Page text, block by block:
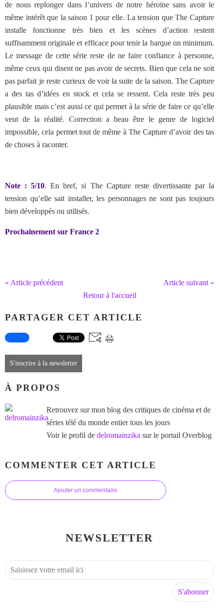
de nous replonger dans l’univers de notre héroïne sans avoir le
même intérêt que la saison 1 pour elle. La tension que The Capture
installe fonctionne très bien et les scènes d’action restent
suffisamment originale et efficace pour tenir la barque un minimum.
Le message de cette série reste de ne faire confiance à personne,
même ceux qui disent ne pas avoir de secrets. Bien que cela ne soit
pas parfait je reste curieux de voir la suite de la saison. The Capture
a des tas d’idées en stock et cela se ressent. Cela reste très peu
plausible mais c’est aussi ce qui permet à la série de faire ce qu’elle
veut de la réalité. Correction a beau être le genre de logiciel
impossible, cela permet tout de même à The Capture d’avoir des tas
de choses à raconter.
Note : 5/10. En bref, si The Capture reste divertissante par la
tension qu’elle sait installer, les personnages ne sont pas toujours
bien développés ou utilisés.
Prochainement sur France 2
« Article précédent
Article suivant »
Retour à l'accueil
PARTAGER CET ARTICLE
S'inscrire à la newsletter
À PROPOS
Retrouvez sur mon blog des critiques de cinéma et de
séries télé du monde entier tous les jours
Voir le profil de delromainzika sur le portail Overblog
COMMENTER CET ARTICLE
Ajouter un commentaire
NEWSLETTER